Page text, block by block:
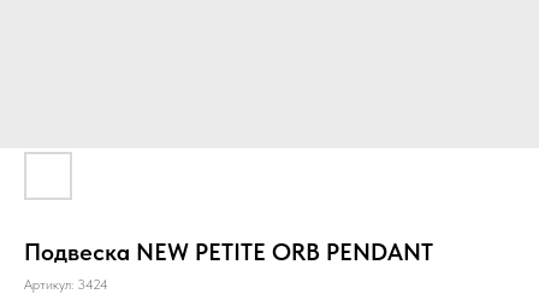
Подвеска NEW PETITE ORB PENDANT
Артикул: 3424